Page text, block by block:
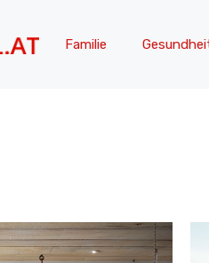
Familie